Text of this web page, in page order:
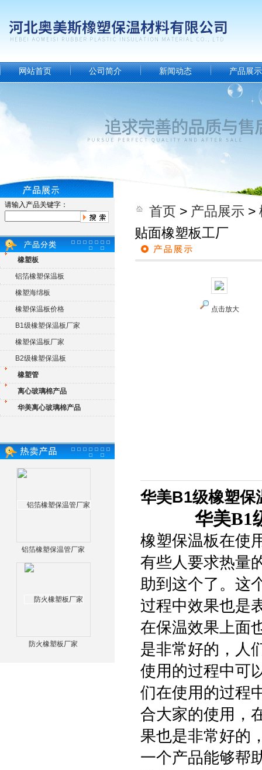
网站首页 公司简介 新闻动态 产品展示
请输入产品关键字：
橡塑板
铝箔橡塑保温板
橡塑海绵板
橡塑保温板价格
B1级橡塑保温板厂家
橡塑保温板厂家
B2级橡塑保温板
橡塑管
离心玻璃棉产品
华美离心玻璃棉产品
铝箔橡塑保温管厂家
防火橡塑板厂家
首页 > 产品展示 >
贴面橡塑板工厂
点击放大
华美B1级橡塑保
华美B1
橡塑保温板在使
有些人要求热量
助到这个了。这
过程中效果也是
在保温效果上面
是非常好的，人
使用的过程中可
们在使用的过程
合大家的使用，
果也是非常好的
一个产品能够帮